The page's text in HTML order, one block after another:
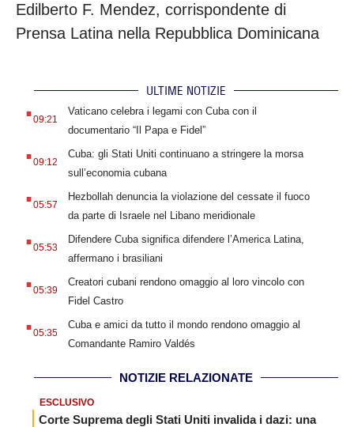
Edilberto F. Mendez, corrispondente di
Prensa Latina nella Repubblica Dominicana
ULTIME NOTIZIE
.09:21
Vaticano celebra i legami con Cuba con il
documentario “Il Papa e Fidel”
.09:12
Cuba: gli Stati Uniti continuano a stringere la morsa
sull’economia cubana
.05:57
Hezbollah denuncia la violazione del cessate il fuoco
da parte di Israele nel Libano meridionale
.05:53
Difendere Cuba significa difendere l’America Latina,
affermano i brasiliani
.05:39
Creatori cubani rendono omaggio al loro vincolo con
Fidel Castro
.05:35
Cuba e amici da tutto il mondo rendono omaggio al
Comandante Ramiro Valdés
NOTIZIE RELAZIONATE
ESCLUSIVO
Corte Suprema degli Stati Uniti invalida i dazi: una